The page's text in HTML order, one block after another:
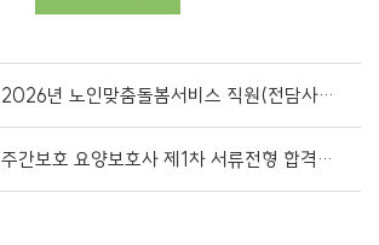
2026년 노인맞춤돌봄서비스 직원(전담사회복지사) 공개 채용 공고
주간보호 요양보호사 제1차 서류전형 합격자 공고